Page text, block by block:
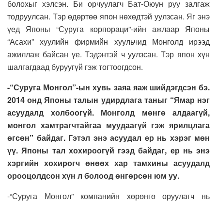
болохыг хэлсэн. Би орчуулагч Бат-Оюун руу залгаж
тодруулсан. Тэр өдөртөө япон нөхөдтэй уулзсан. Яг энэ
үед Японы “Суруга корпораци”-ийн ажлаар Японы
“Асахи” хуулийн фирмийн хуульчид Монголд ирээд
ажиллаж байсан үе. Тэдэнтэй ч уулзсан. Тэр япон хүн
шалгагдаад буруугүй гэж тогтоогдсон.
-“Суруга Монгол”-ын хувь заяа яаж шийдэгдсэн бэ.
2014 онд Японы талын удирдлага таныг “Ямар нэг
асуудалд холбоогүй. Монголд мөнгө алдаагүй,
монгол хамтрагчтайгаа муудаагүй гэж ярилцлага
өгсөн” байдаг. Гэтэл энэ асуудал ер нь хэрэг мөн
үү. Японы тал хохироогүй гээд байдаг, ер нь энэ
хэргийн хохирогч өнөөх хар тамхины асуудалд
орооцолдсон хүн л болоод өнгөрсөн юм уу.
-“Суруга Монгол” компанийн хөрөнгө оруулагч нь